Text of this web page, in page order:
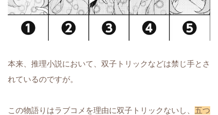
本来、推理小説において、双子トリックなどは禁じ手とさ
れているのですが。
この物語りはラブコメを理由に双子トリックないし、 五つ